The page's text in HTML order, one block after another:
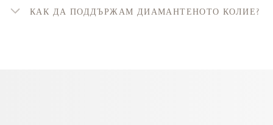
КАК ДА ПОДДЪРЖАМ ДИАМАНТЕНОТО КОЛИЕ?